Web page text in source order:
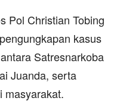
Pol Christian Tobing
kasus
Satresnarkoba
Juanda, serta
masyarakat.